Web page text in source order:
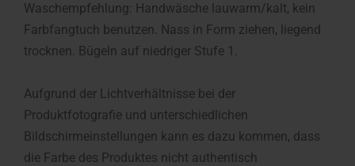
Waschempfehlung: Handwäsche lauwarm/kalt, kein
Farbfangtuch benutzen. Nass in Form ziehen, liegend
trocknen. Bügeln auf niedriger Stufe 1.
Aufgrund der Lichtverhältnisse bei der
Produktfotografie und unterschiedlichen
Bildschirmeinstellungen kann es dazu kommen, dass
die Farbe des Produktes nicht authentisch